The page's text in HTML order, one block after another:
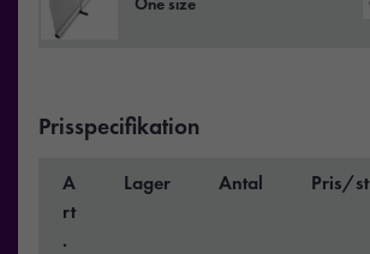
Prisspecifikation
A
rt
.
Lager Antal Pris/st